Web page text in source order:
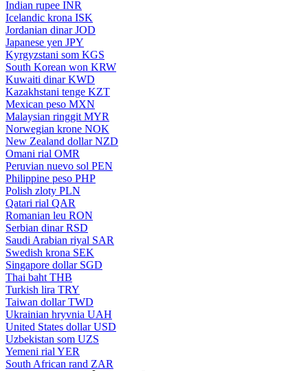
Indian rupee INR
Icelandic krona ISK
Jordanian dinar JOD
Japanese yen JPY
Kyrgyzstani som KGS
South Korean won KRW
Kuwaiti dinar KWD
Kazakhstani tenge KZT
Mexican peso MXN
Malaysian ringgit MYR
Norwegian krone NOK
New Zealand dollar NZD
Omani rial OMR
Peruvian nuevo sol PEN
Philippine peso PHP
Polish zloty PLN
Qatari rial QAR
Romanian leu RON
Serbian dinar RSD
Saudi Arabian riyal SAR
Swedish krona SEK
Singapore dollar SGD
Thai baht THB
Turkish lira TRY
Taiwan dollar TWD
Ukrainian hryvnia UAH
United States dollar USD
Uzbekistan som UZS
Yemeni rial YER
South African rand ZAR